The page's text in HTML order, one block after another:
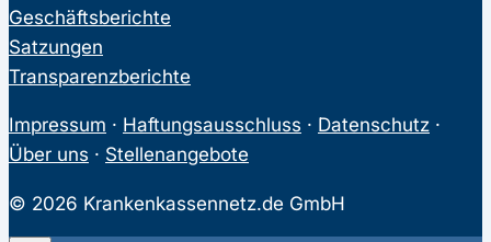
Geschäftsberichte
Satzungen
Transparenzberichte
Impressum · Haftungsausschluss · Datenschutz ·
Über uns · Stellenangebote
© 2026 Krankenkassennetz.de GmbH